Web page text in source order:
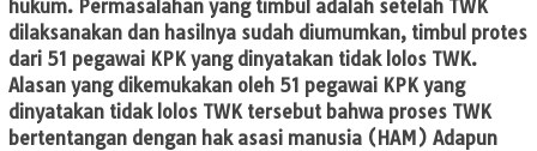
hukum. Permasalahan yang timbul adalah setelah TWK
dilaksanakan dan hasilnya sudah diumumkan, timbul protes
dari 51 pegawai KPK yang dinyatakan tidak lolos TWK.
Alasan yang dikemukakan oleh 51 pegawai KPK yang
dinyatakan tidak lolos TWK tersebut bahwa proses TWK
bertentangan dengan hak asasi manusia (HAM) Adapun